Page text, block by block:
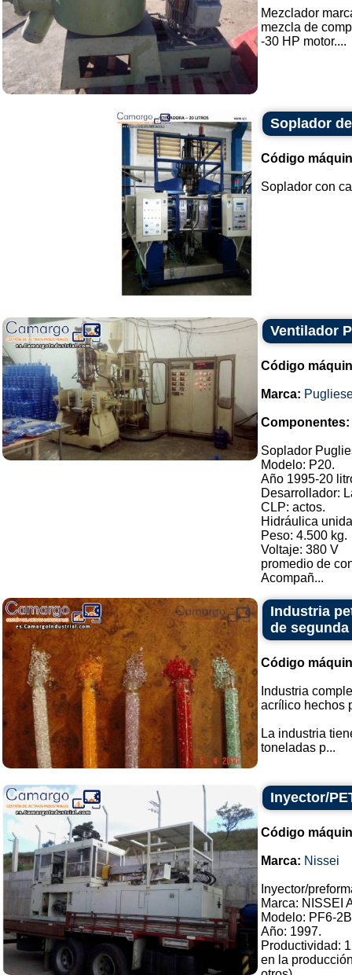
Mezclador
mezcla de
-30 HP motor....
Soplador
Código
Soplador con
Ventilador
Código
Marca:
Componentes:
Soplador
Modelo: P20.
Año 1995-20
Desarrollador:
CLP: actos.
Hidráulica
Peso: 4.500 kg.
Voltaje: 380 V
promedio de
Acompañ...
Industria
de
Código
Industria
acrílico hechos
La industria
toneladas p...
Inyector/
Código
Marca: Nissei
Inyector/
Marca: NISSEI
Modelo: PF6-
Año: 1997.
Productividad:
en la